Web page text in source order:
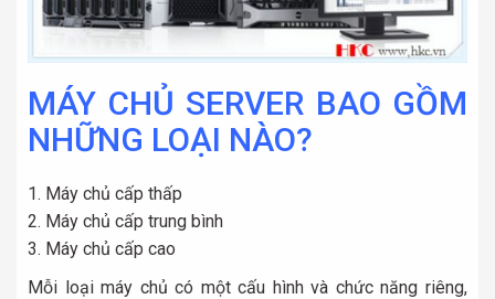
MÁY CHỦ SERVER BAO GỒM
NHỮNG LOẠI NÀO?
Máy chủ cấp thấp
Máy chủ cấp trung bình
Máy chủ cấp cao
Mỗi loại máy chủ có một cấu hình và chức năng riêng,